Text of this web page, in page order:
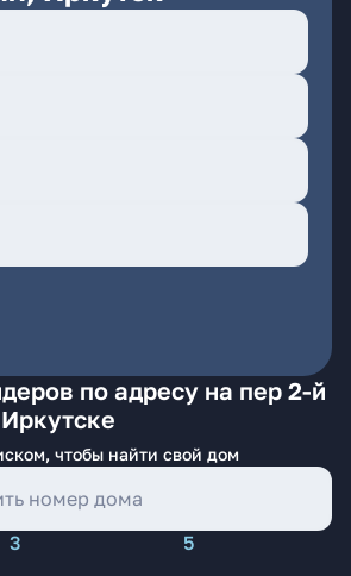
по адресу на пер 2-й
чтобы найти свой дом
3
5